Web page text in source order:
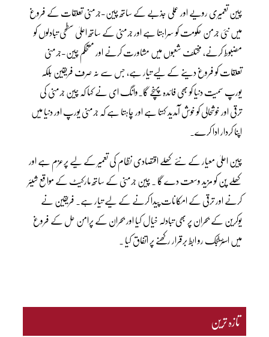
چین تعمیری رویے اور عملی جذبے کے ساتھ چین-جرمنی تعلقات کے فروغ
میں نئی جرمن حکومت کو سراہتا ہے اور جرمنی کے ساتھ اعلیٰ سطحی تبادلوں کو
مضبوط کرنے، مختلف شعبوں میں مشاورت کرنے اور مستحکم چین-جرمنی
تعلقات کو فروغ دینے کے لیے تیار ہے، جس سے نہ صرف فریقین بلکہ
یورپ سمیت دنیا کو بھی فائدہ پہنچے گا۔وانگ ای نے کہا کہ چین جرمنی کی
ترقی اور خوشحالی کو خوش آمدید کہتا ہے اور چاہتا ہے کہ جرمنی یورپ اور دنیا میں
اپنا کردار ادا کرے۔
چین اعلیٰ معیار کے نئے کھلے اقتصادی نظام کی تعمیر کے لیے پرعزم ہے اور
کھلے پن کو مزید وسعت دے گا ۔ چین جرمنی کے ساتھ مارکیٹ کے مواقع شیئر
کرنے اور ترقی کے امکانات پیدا کرنے کے لیے تیار ہے۔ فریقین نے
یوکرین کے بحران پر بھی تبادلہ خیال کیا اور بحران کے پرامن حل کے فروغ
میں اسٹریٹجک رو ابط برقرار رکھنے پر اتفاق کیا ۔
تازہ ترین